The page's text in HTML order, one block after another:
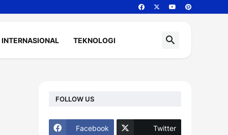
INTERNASIONAL TEKNOLOGI
FOLLOW US
Facebook Twitter